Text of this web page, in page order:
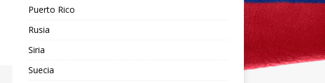
Puerto Rico
Rusia
Siria
Suecia